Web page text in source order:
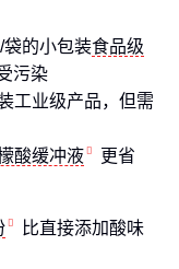
袋的小包装食品级
污染
工业级产品，但需
酸缓冲液
更省
比直接添加酸味